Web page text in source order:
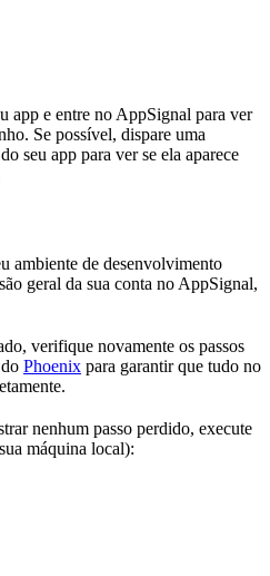
app e entre no AppSignal para ver
Se possível, dispare uma
seu app para ver se ela aparece
ambiente de desenvolvimento
geral da sua conta no AppSignal,
verifique novamente os passos
Phoenix para garantir que tudo no
nenhum passo perdido, execute
máquina local):